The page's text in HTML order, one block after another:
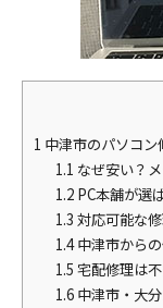
1 中津市のパソコ
1.1 なぜ安い？
1.2PC本舗が選
1.3 対応可能な
1.4中津市から
1.5 宅配修理は
1.6中津市・大